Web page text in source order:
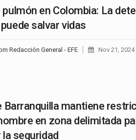
pulmón en Colombia: La
salvar vidas
Redacción General - EFE Nov 21, 2024
Barranquilla mantiene
en zona delimitada
seguridad